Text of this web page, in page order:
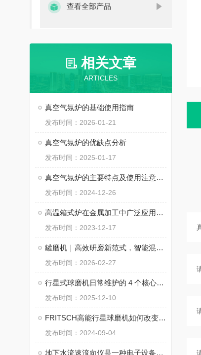
查看全部产品
相关文章
ARTICLES
真空气氛炉的基础使用指南
发布时间：2026-01-21
真空气氛炉的优缺点分析
发布时间：2025-01-17
真空气氛炉的主要特点及使用注意事项
发布时间：2024-12-26
高温箱式炉在金属加工中广泛应用于热处理工艺
发布时间：2023-12-17
罐磨机｜高效研磨新范式，智能混料更均匀
发布时间：2026-02-27
行星式球磨机日常维护的 4 个核心要点
发布时间：2025-12-10
FRITSCH高能行星球磨机如何改变材料科学？
发布时间：2024-09-04
地下水流速流向仪是一种电子设备，可用于测量地下水的流速和流向